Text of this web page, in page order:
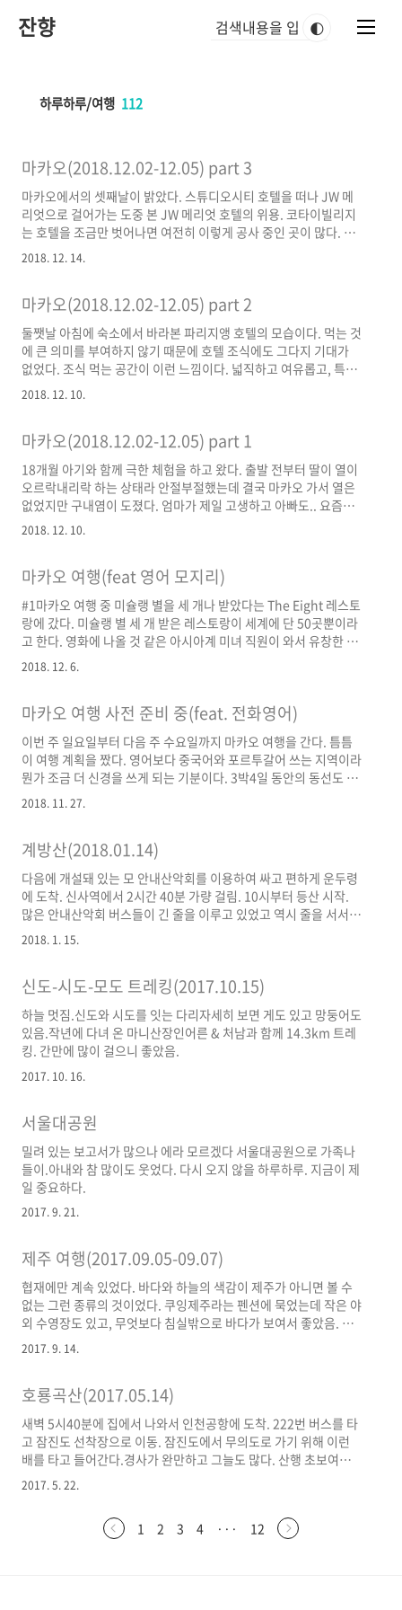
잔향 🌓
하루하루/여행 112
마카오(2018.12.02-12.05) part 3
마카오에서의 셋째날이 밝았다. 스튜디오시티 호텔을 떠나 JW 메
리엇으로 걸어가는 도중 본 JW 메리엇 호텔의 위용. 코타이빌리지
는 호텔을 조금만 벗어나면 여전히 이렇게 공사 중인 곳이 많다. 도
보로 15~20분 정도인데 스튜디오시티에서 갤럭시 호텔로 가는 셔
틀은 있지만 JW 메리엇으로 가는 게 없고, 갤럭시에서 메리엇으로
서 구글맵 켜고 딸 유모차에 태우고 걸었다. 마카오에서 택시는 끝
가 안 나고, 프론트데스크 남자 직원이 정말 친절함의 끝판왕이다.
세심하고, 우리가 미처 신경쓰지 못 한 부분까지 챙겨주려고 애쓰는
게 느껴졌다. 5성급 호텔은 시설도 좋고 친절함에서도 남다르..
2018. 12. 14.
마카오(2018.12.02-12.05) part 2
둘쨋날 아침에 숙소에서 바라본 파리지앵 호텔의 모습이다. 먹는 것
에 큰 의미를 부여하지 않기 때문에 호텔 조식에도 그다지 기대가
없었다. 조식 먹는 공간이 이런 느낌이다. 넓직하고 여유롭고, 특별
히 맛있지도 않지만 맛없지도 않은 무난함이 나쁘지 않았다. 마카오
반도로 넘어가려고 호텔을 나섰는데, 겨에 땀이 날 정도로 날씨가
반팔 필수. 텅텅 비어 있던 버스는 마카오 반도로 가려는 호텔 손님
들로 인산인해를 이루었고, 와이프는 접혀진 유모차를 한손에 들고,
나는 아이를 안고 낑낑 거리며 버스에 올랐다. 택시를 타고 싶었으
나 택시 편리하게 잘 이용했다는 후기도 있는 반면 바가지요금이 극
성이라는 얘기들도 있어서, 혹시라도 기분 나쁜 일을 당할 ..
2018. 12. 10.
마카오(2018.12.02-12.05) part 1
18개월 아기와 함께 극한 체험을 하고 왔다. 출발 전부터 딸이 열이
오르락내리락 하는 상태라 안절부절했는데 결국 마카오 가서 열은
없었지만 구내염이 도졌다. 엄마가 제일 고생하고 아빠도.. 요즘에
이직해야 되나 싶을 정도로 원장이 검사를 많이 내고 있고(5일 동안
풀 네 개 정도), 토요일 상담 3~4사례를 9개월 동안 지속하는 것도
여행 스케줄 짜는 것도 좀 일이었다. 아기가 있다 보니 고려해야 할
는 날 새벽 네 시에 일어나서 한 시간 반 동안 최종적으로 스케줄을
수정하고 인천국제공항을 향했다. 와이프는 짐 싸느라 한숨도 못 잤
다고 한다. 딸이 예민하고 겁 많은 편이라..
2018. 12. 10.
마카오 여행(feat 영어 모지리)
#1마카오 여행 중 미슐랭 별을 세 개나 받았다는 The Eight 레스토
랑에 갔다. 미슐랭 별 세 개 받은 레스토랑이 세계에 단 50곳뿐이라
고 한다. 영화에 나올 것 같은 아시아계 미녀 직원이 와서 유창한 영
어로 주문을 받았다. 8월부터 리스닝을 틈틈이 해왔는데.. 하나도
안 들린다. 결국 누군가의 블로그에 있는 메뉴를 그대로 시켰다. 호
는 가격에 포함되지 않는다는 말도 했다는데, 난 무슨 말인지 1도 알
플러그 좀 달라고 말하니 못 알아듣는다. 와이프가 adapter라고 하
니 그제서야 알아듣는.. 정확히는 Do you have a adapter? 라고
한 것 같다. 난 이런..
2018. 12. 6.
마카오 여행 사전 준비 중(feat. 전화영어)
이번 주 일요일부터 다음 주 수요일까지 마카오 여행을 간다. 틈틈
이 여행 계획을 짰다. 영어보다 중국어와 포르투갈어 쓰는 지역이라
뭔가 조금 더 신경을 쓰게 되는 기분이다. 3박4일 동안의 동선도 다
짜고 레스토랑도 정하고, 귀찮은 숙제를 해결하니 마음이 좀 편하
다. 오늘은 레스토랑 예약을 네 곳 했다. 미슐랭 별 받은 레스토랑
전화 예약만 되는 매캐니즈 레스토랑이 한 곳 있어서 그간 영어 공
간다는 것까진 설명했는데 이후로 뭔가 의사소통의 에러가 생겨버
렸다. 내 전화번호를 알려달라 해서 불러줬는데 그 이후로 소통이..
결국 그 날 그 시간 비워두긴 할 건..
2018. 11. 27.
계방산(2018.01.14)
다음에 개설돼 있는 모 안내산악회를 이용하여 싸고 편하게 운두령
에 도착. 신사역에서 2시간 40분 가량 걸림. 10시부터 등산 시작.
많은 안내산악회 버스들이 긴 줄을 이루고 있었고 역시 줄을 서서
올라감. 등산복만 아니면 영락없는 피난객 행렬임. 2013년부터 꾸
준히 산을 다녔으니 산을 적게 다닌 건 아닌데 이런 산행은 또 처음
정연하게 움직임. 계방산이 1500미터쯤 되는데, 1100미터대에서
올랐을 때 시야가 트이며 산맥들이 보임. 멋짐. 아 정말 멋짐.. 요 맛
에 온다. 이건 아마도 정상에서 찍은 사진인 듯. 장인어른과 함께 하
는 산행. so 장모님 집에서 출발했는데 ..
2018. 1. 15.
신도-시도-모도 트레킹(2017.10.15)
하늘 멋짐.신도와 시도를 잇는 다리자세히 보면 게도 있고 망둥어도
있음.작년에 다녀 온 마니산장인어른 & 처남과 함께 14.3km 트레
킹. 간만에 많이 걸으니 좋았음.
2017. 10. 16.
서울대공원
밀려 있는 보고서가 많으나 에라 모르겠다 서울대공원으로 가족나
들이.아내와 참 많이도 웃었다. 다시 오지 않을 하루하루. 지금이 제
일 중요하다.
2017. 9. 21.
제주 여행(2017.09.05-09.07)
협재에만 계속 있었다. 바다와 하늘의 색감이 제주가 아니면 볼 수
없는 그런 종류의 것이었다. 쿠잉제주라는 펜션에 묵었는데 작은 야
외 수영장도 있고, 무엇보다 침실밖으로 바다가 보여서 좋았음. 맛
집 중엔 새로 생겼다는 바다제비라는 곳이 좋았음. 한치파전이 예술
이었다. 얼큰수제비도 맛있었고. 제주는 이전에 아내와 한 번 가려
로 잡아서 공기 좋고 경치 좋은 제주에서 몇년 사는 것은 어떨까.. 아
2017. 9. 14.
호룡곡산(2017.05.14)
새벽 5시40분에 집에서 나와서 인천공항에 도착. 222번 버스를 타
고 잠진도 선착장으로 이동. 잠진도에서 무의도로 가기 위해 이런
배를 타고 들어간다.경사가 완만하고 그늘도 많다. 산행 초보여도
어렵지 않은 산이다.전 날 비가 와서 먼지도 안 날리고 특히 흙이 참
푹신푹신했다.조금 올라가면 이런 조망을 볼 수 있다.아내가 싸준
수박과 캔맥주.힘들이지 않고 올라와서도 이런 멋진 조망을 만날 수
있음에 감사. 아름다운 산이다.정산은 단체 등산객들로 시장통이었
2017. 5. 22.
1 2 3 4 ··· 12